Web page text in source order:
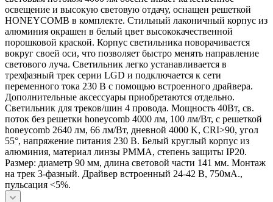
освещение и высокую световую отдачу, оснащен решеткой
HONEYCOMB в комплекте. Стильный лаконичный корпус из
алюминия окрашен в белый цвет высококачественной
порошковой краской. Корпус светильника поворачивается
вокруг своей оси, что позволяет быстро менять направление
светового луча. Светильник легко устанавливается в
трехфазный трек серии LGD и подключается к сети
переменного тока 230 В с помощью встроенного драйвера.
Дополнительные аксессуары приобретаются отдельно.
Светильник для треков/шин 4 провода. Мощность 40Вт, св.
поток без решетки honeycomb 4000 лм, 100 лм/Вт, с решеткой
honeycomb 2640 лм, 66 лм/Вт, дневной 4000 K, CRI>90, угол
55°, напряжение питания 230 В. Белый круглый корпус из
алюминия, материал линзы PMMA, степень защиты IP20.
Размер: диаметр 90 мм, длина световой части 141 мм. Монтаж
на трек 3-фазный. Драйвер встроенный 24-42 В, 750мА.,
пульсация <5%.